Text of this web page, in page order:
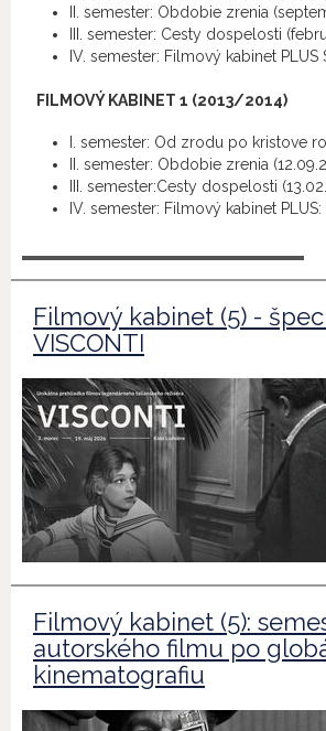
II. semester: Obdobie zrenia
III. semester: Cesty dospelosti
IV. semester: Filmový kabinet
FILMOVÝ KABINET 1 (2013/2014)
I. semester: Od zrodu po kristove
II. semester: Obdobie zrenia
III. semester:Cesty dospelosti
IV. semester: Filmový kabinet
Filmový kabinet (5) -
VISCONTI
Filmový kabinet (5):
autorského filmu po
kinematografiu